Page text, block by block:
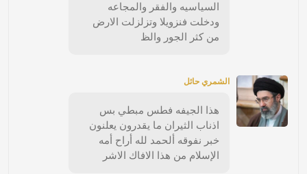
السياسيه والفقر والمجاعه
ودخلت فنزويلا وتزلزلت الارض
من كثر الجور والظ
الشمري حائل
هذا الجيفه فطس مبطي بس
اذناب الثيران ما يقدرون يعلنون
خبر نفوقه ألحمد لله أراح أمه
الإسلام من هذا الافاك الاشر